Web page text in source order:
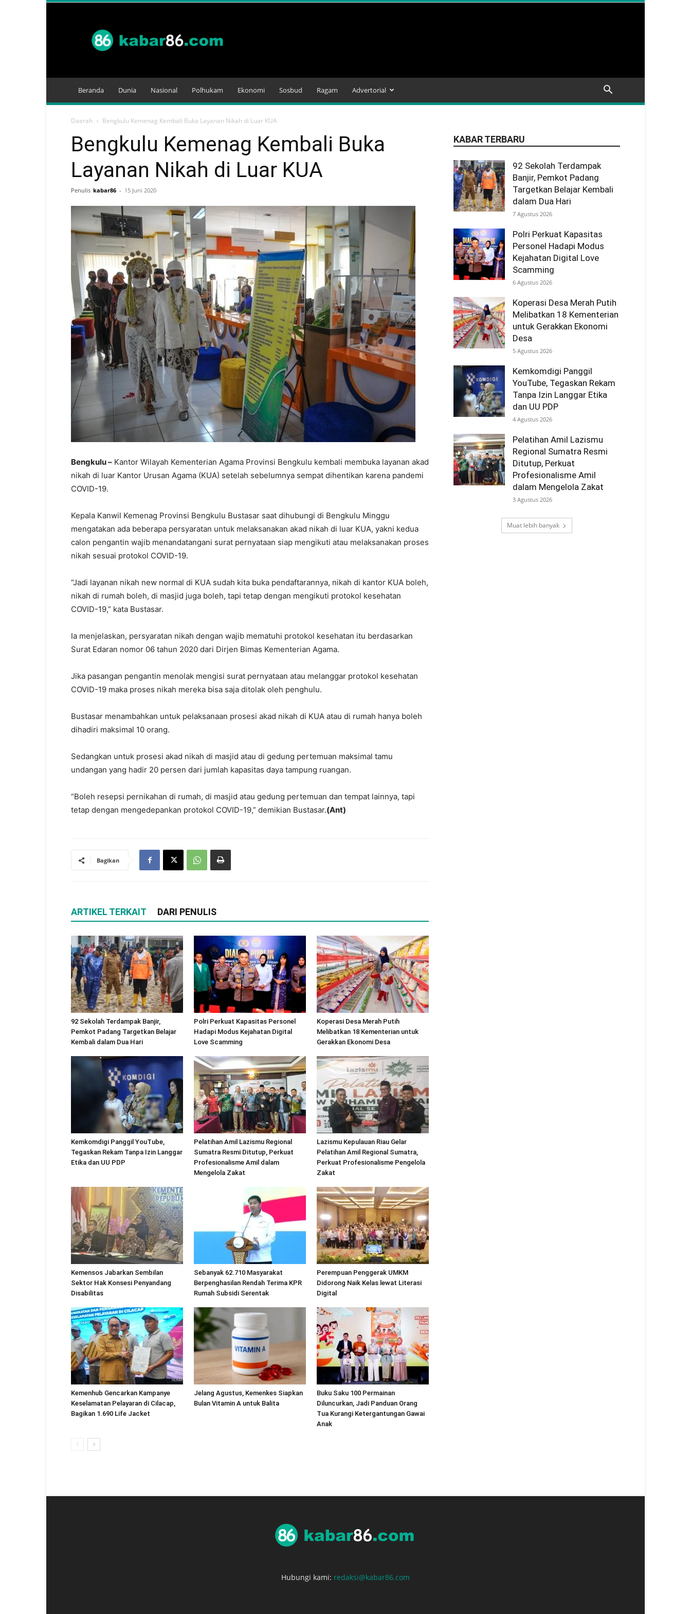
Beranda Dunia Nasional Polhukam Ekonomi Sosbud Ragam Advertorial
Daerah Bengkulu Kemenag Kembali Buka Layanan Nikah di Luar KUA
Bengkulu Kemenag Kembali Buka
Layanan Nikah di Luar KUA
Penulis kabar86 - 15 Juni 2020
Bengkulu – Kantor Wilayah Kementerian Agama Provinsi Bengkulu kembali membuka layanan akad
nikah di luar Kantor Urusan Agama (KUA) setelah sebelumnya sempat dihentikan karena pandemi
COVID-19.
Kepala Kanwil Kemenag Provinsi Bengkulu Bustasar saat dihubungi di Bengkulu Minggu
mengatakan ada beberapa persyaratan untuk melaksanakan akad nikah di luar KUA, yakni kedua
calon pengantin wajib menandatangani surat pernyataan siap mengikuti atau melaksanakan proses
nikah sesuai protokol COVID-19.
“Jadi layanan nikah new normal di KUA sudah kita buka pendaftarannya, nikah di kantor KUA boleh,
nikah di rumah boleh, di masjid juga boleh, tapi tetap dengan mengikuti protokol kesehatan
COVID-19,” kata Bustasar.
Ia menjelaskan, persyaratan nikah dengan wajib mematuhi protokol kesehatan itu berdasarkan
Surat Edaran nomor 06 tahun 2020 dari Dirjen Bimas Kementerian Agama.
Jika pasangan pengantin menolak mengisi surat pernyataan atau melanggar protokol kesehatan
COVID-19 maka proses nikah mereka bisa saja ditolak oleh penghulu.
Bustasar menambahkan untuk pelaksanaan prosesi akad nikah di KUA atau di rumah hanya boleh
dihadiri maksimal 10 orang.
Sedangkan untuk prosesi akad nikah di masjid atau di gedung pertemuan maksimal tamu
undangan yang hadir 20 persen dari jumlah kapasitas daya tampung ruangan.
“Boleh resepsi pernikahan di rumah, di masjid atau gedung pertemuan dan tempat lainnya, tapi
tetap dengan mengedepankan protokol COVID-19,” demikian Bustasar.(Ant)
Bagikan
ARTIKEL TERKAIT DARI PENULIS
92 Sekolah Terdampak Banjir,
Pemkot Padang Targetkan Belajar
Kembali dalam Dua Hari
Polri Perkuat Kapasitas Personel
Hadapi Modus Kejahatan Digital
Love Scamming
Koperasi Desa Merah Putih
Melibatkan 18 Kementerian untuk
Gerakkan Ekonomi Desa
Kemkomdigi Panggil YouTube,
Tegaskan Rekam Tanpa Izin Langgar
Etika dan UU PDP
Pelatihan Amil Lazismu Regional
Sumatra Resmi Ditutup, Perkuat
Profesionalisme Amil dalam
Mengelola Zakat
Lazismu Kepulauan Riau Gelar
Pelatihan Amil Regional Sumatra,
Perkuat Profesionalisme Pengelola
Zakat
Kemensos Jabarkan Sembilan
Sektor Hak Konsesi Penyandang
Disabilitas
Sebanyak 62.710 Masyarakat
Berpenghasilan Rendah Terima KPR
Rumah Subsidi Serentak
Perempuan Penggerak UMKM
Didorong Naik Kelas lewat Literasi
Digital
Kemenhub Gencarkan Kampanye
Keselamatan Pelayaran di Cilacap,
Bagikan 1.690 Life Jacket
Jelang Agustus, Kemenkes Siapkan
Bulan Vitamin A untuk Balita
Buku Saku 100 Permainan
Diluncurkan, Jadi Panduan Orang
Tua Kurangi Ketergantungan Gawai
Anak
KABAR TERBARU
92 Sekolah Terdampak
Banjir, Pemkot Padang
Targetkan Belajar Kembali
dalam Dua Hari
7 Agustus 2026
Polri Perkuat Kapasitas
Personel Hadapi Modus
Kejahatan Digital Love
Scamming
6 Agustus 2026
Koperasi Desa Merah Putih
Melibatkan 18 Kementerian
untuk Gerakkan Ekonomi
Desa
5 Agustus 2026
Kemkomdigi Panggil
YouTube, Tegaskan Rekam
Tanpa Izin Langgar Etika
dan UU PDP
4 Agustus 2026
Pelatihan Amil Lazismu
Regional Sumatra Resmi
Ditutup, Perkuat
Profesionalisme Amil
dalam Mengelola Zakat
3 Agustus 2026
Muat lebih banyak
Hubungi kami: redaksi@kabar86.com